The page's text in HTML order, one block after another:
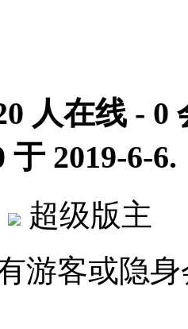
人在线 - 0
于 2019-6-6.
超级版
游客或隐